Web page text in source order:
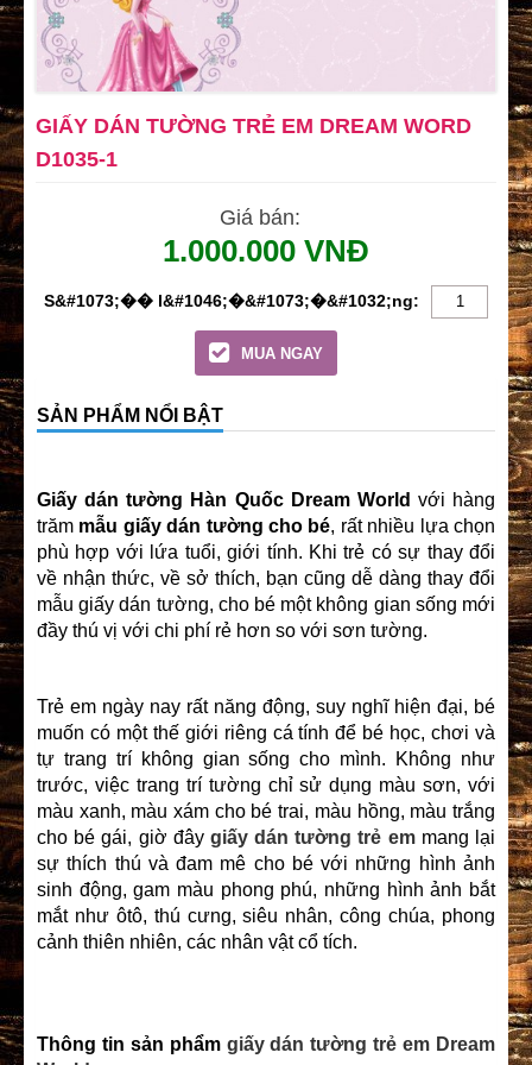
GIẤY DÁN TƯỜNG TRẺ EM DREAM WORD
D1035-1
Giá bán:
1.000.000 VNĐ
MUA NGAY
SẢN PHẨM NỔI BẬT
Giấy dán tường Hàn Quốc Dream World với hàng
trăm mẫu giấy dán tường cho bé, rất nhiều lựa chọn
phù hợp với lứa tuổi, giới tính. Khi trẻ có sự thay đổi
về nhận thức, về sở thích, bạn cũng dễ dàng thay đổi
mẫu giấy dán tường, cho bé một không gian sống mới
đầy thú vị với chi phí rẻ hơn so với sơn tường.
Trẻ em ngày nay rất năng động, suy nghĩ hiện đại, bé
muốn có một thế giới riêng cá tính để bé học, chơi và
tự trang trí không gian sống cho mình. Không như
trước, việc trang trí tường chỉ sử dụng màu sơn, với
màu xanh, màu xám cho bé trai, màu hồng, màu trắng
cho bé gái, giờ đây giấy dán tường trẻ emmang lại
sự thích thú và đam mê cho bé với những hình ảnh
sinh động, gam màu phong phú, những hình ảnh bắt
mắt như ôtô, thú cưng, siêu nhân, công chúa, phong
cảnh thiên nhiên, các nhân vật cổ tích.
Thông tin sản phẩm giấy dán tường trẻ em Dream